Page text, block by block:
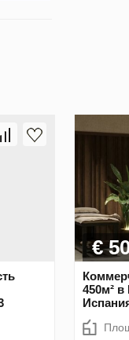
€
450м²